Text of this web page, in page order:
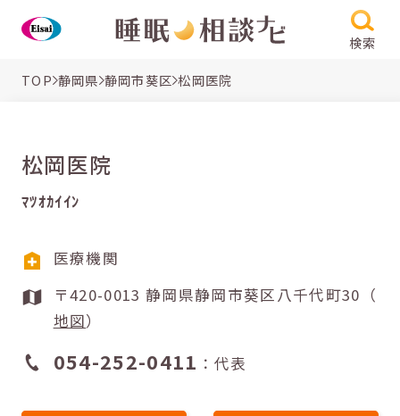
検索
TOP 静岡県 静岡市葵区 松岡医院
松岡医院
ﾏﾂｵｶｲｲﾝ
医療機関
〒420-0013 静岡県静岡市葵区八千代町30（
地図）
054-252-0411 ：代表